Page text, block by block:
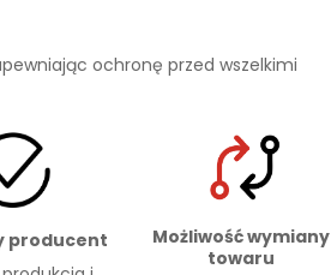
ochronę przed wszelkimi
producent
Możliwość wymiany
towaru